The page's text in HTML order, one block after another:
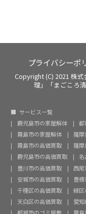
プライバシーポ
Copyright (C) 2021 株
理」「まごころ
サービス一覧
鹿児島市の家屋解体
都
霧島市の家屋解体
薩
霧島市の高価買取
薩
鹿児島市の高価買取
名
豊川市の高価買取
西
安城市の高価買取
豊
千種区の高価買取
緑
天白区の高価買取
愛